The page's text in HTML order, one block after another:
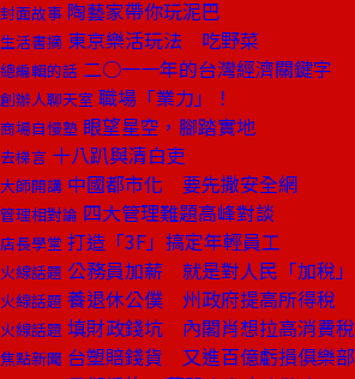
封面故事 陶藝家帶你玩泥巴
生活書摘 東京樂活玩法 吃野菜
總編輯的話 二○一一年的台灣經濟關鍵字
創辦人聊天室 職場「業力」！
商場自慢塾 眼望星空，腳踏實地
去梯言 十八趴與清白吏
大師開講 中國都市化 要先撒安全網
管理相對論 四大管理難題高峰對談
店長學堂 打造「3F」搞定年輕員工
火線話題 公務員加薪 就是對人民「加稅」
火線話題 養退休公僕 州政府提高所得稅
火線話題 填財政錢坑 內閣肖想拉高消費稅
焦點新聞 台塑賠錢貨 又進百億虧損俱樂部